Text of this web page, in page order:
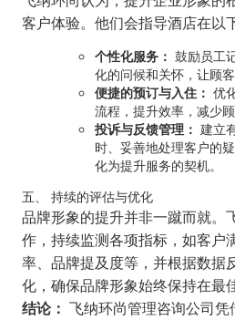
客户体验。他们会指导酒店在以
个性化服务： 鼓励员工
化的问候和关怀，让顾客
便捷的预订与入住： 优
流程，提升效率，减少顾
投诉与反馈管理： 建立
时、妥善地处理客户的
化为提升服务的契机。
五、 持续的评估与优化
品牌形象的提升并非一蹴而就。
作，持续监测各项指标，如客户
率、品牌提及度等，并根据数据
化，确保品牌形象始终保持在最
结论： 飞纳环尚管理咨询公司凭